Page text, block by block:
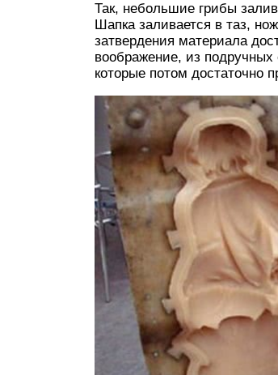
Так, небольшие грибы
Шапка заливается в таз,
затвердения материала
воображение, из
которые потом достаточно